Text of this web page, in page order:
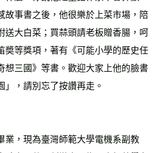
故事書之後，他很樂於上菜市場，陪
送大白菜；買蒜頭請老板贈香腸，呵
奬等獎項，著有《可能小學的歷史任
想三國》等書。歡迎大家上他的臉書
，請別忘了按讚再走。
，現為臺灣師範大學電機系副教